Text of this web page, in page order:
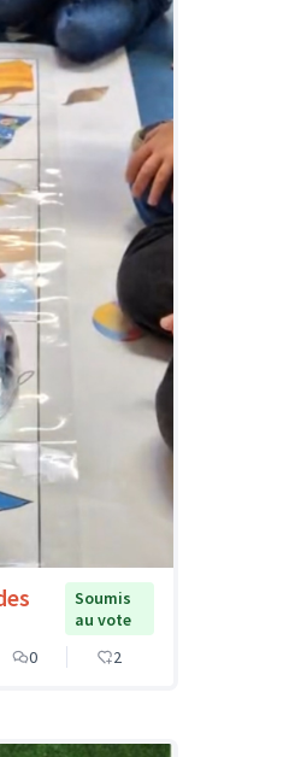
Soumis
au vote
0 2